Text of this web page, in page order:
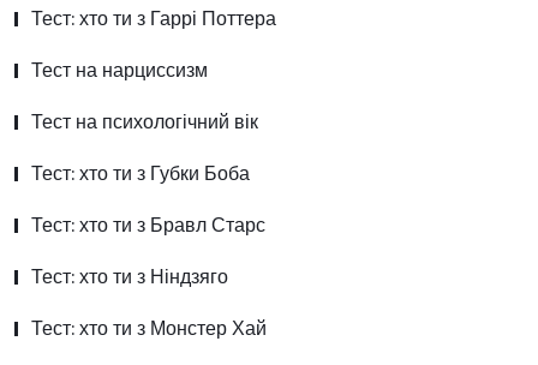
Тест: хто ти з Гаррі Поттера
Тест на нарциссизм
Тест на психологічний вік
Тест: хто ти з Губки Боба
Тест: хто ти з Бравл Старс
Тест: хто ти з Ніндзяго
Тест: хто ти з Монстер Хай